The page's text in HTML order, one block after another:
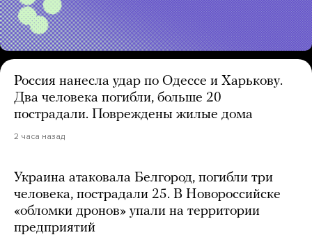
Россия нанесла удар по Одессе и Харькову.
Два человека погибли, больше 20
пострадали. Повреждены жилые дома
2 часа назад
Украина атаковала Белгород, погибли три
человека, пострадали 25. В Новороссийске
«обломки дронов» упали на территории
предприятий